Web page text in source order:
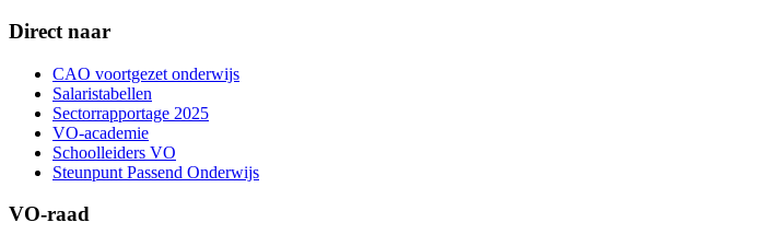
Direct naar
CAO voortgezet onderwijs
Salaristabellen
Sectorrapportage 2025
VO-academie
Schoolleiders VO
Steunpunt Passend Onderwijs
VO-raad